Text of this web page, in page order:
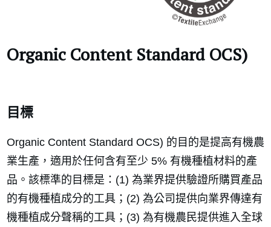
Organic Content Standard OCS)
目標
Organic Content Standard OCS) 的目的是提高有機農
業生產，適用於任何含有至少 5% 有機種植材料的產
品。該標準的目標是：(1) 為業界提供驗證所購買產品
的有機種植成分的工具；(2) 為公司提供向業界傳達有
機種植成分聲稱的工具；(3) 為有機農民提供進入全球